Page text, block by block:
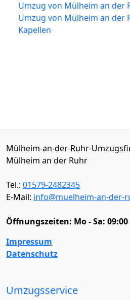
Umzug von Mülheim an der
Umzug von Mülheim an der
Kapellen
Mülheim-an-der-Ruhr-
Mülheim an der Ruhr
Tel.: 01579-2482345
E-Mail: info@muelheim-an-
Öffnungszeiten: Mo - Sa:
Impressum
Datenschutz
Umzugsservice